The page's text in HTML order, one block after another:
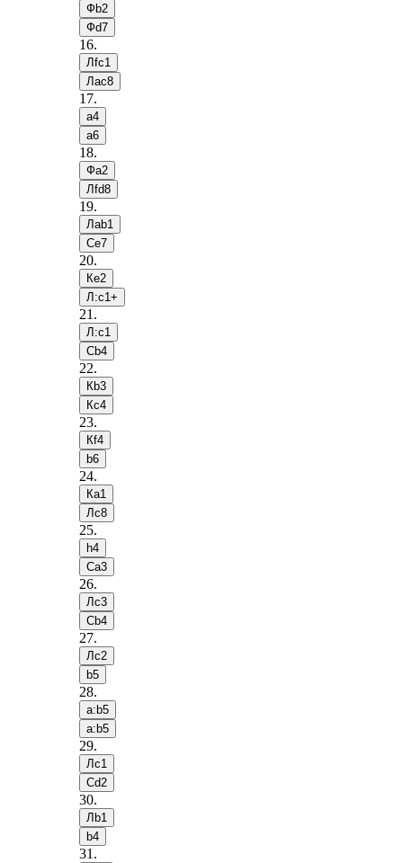
Фb2
Фd7
16.
Лfc1
Лac8
17.
a4
a6
18.
Фa2
Лfd8
19.
Лab1
Сe7
20.
Кe2
Л:c1+
21 .
Л:c1
Сb4
22.
Кb3
Кc4
23.
Кf4
b6
24.
Кa1
Лc8
25.
h4
Сa3
26.
Лc3
Сb4
27.
Лc2
b5
28.
a:b5
a:b5
29.
Лc1
Сd2
30.
Лb1
b4
31 .